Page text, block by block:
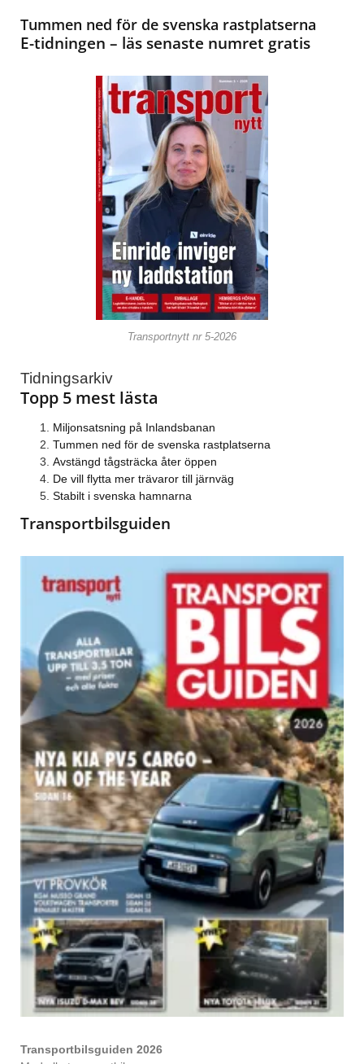
Tummen ned för de svenska rastplatserna
E-tidningen – läs senaste numret gratis
Transportnytt nr 5-2026
Tidningsarkiv
Topp 5 mest lästa
Miljonsatsning på Inlandsbanan
Tummen ned för de svenska rastplatserna
Avstängd tågsträcka åter öppen
De vill flytta mer trävaror till järnväg
Stabilt i svenska hamnarna
Transportbilsguiden
Transportbilsguiden 2026